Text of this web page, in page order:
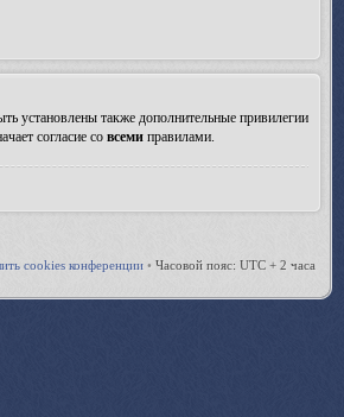
установлены также дополнительные привилегии
согласие со всеми правилами.
cookies конференции • Часовой пояс: UTC + 2 часа